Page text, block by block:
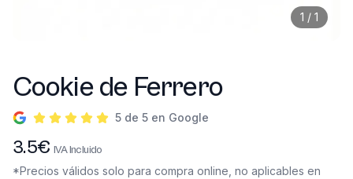
1 / 1
Cookie de Ferrero
5 de 5 en Google
Información del producto
3.5€IVA Incluido
*Precios válidos solo para compra online, no aplicables en